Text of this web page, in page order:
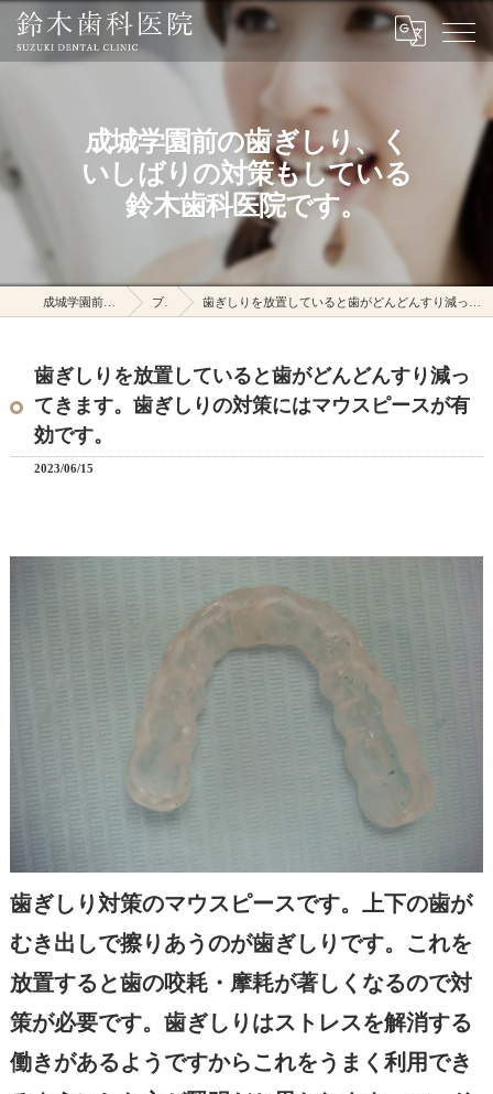
成城学園前の歯ぎしり、く
いしばりの対策もしている
鈴木歯科医院です。
成城学園前駅の鈴木歯科医院 ブログ 歯ぎしりを放置していると歯がどんどんすり減ってきます。歯ぎしりの対策にはマウスピースが有効です。
歯ぎしりを放置していると歯がどんどんすり減っ
てきます。歯ぎしりの対策にはマウスピースが有
効です。
2023/06/15
歯ぎしり対策のマウスピースです。上下の歯が
むき出しで擦りあうのが歯ぎしりです。これを
放置すると歯の咬耗・摩耗が著しくなるので対
策が必要です。歯ぎしりはストレスを解消する
働きがあるようですからこれをうまく利用でき